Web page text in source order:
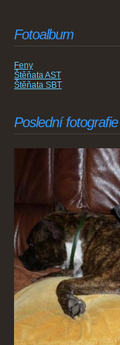
Fotoalbum
Feny
Štěňata AST
Štěňata SBT
Poslední fotografie